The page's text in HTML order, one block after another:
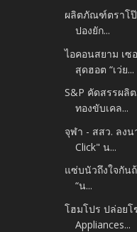
ผลิตภัณฑ์ตราโป๊
ปองยัก...
ไอคอนสยาม เซ
สุดฮอต “เว่ย...
S&P คัดสรรผลิ
ทองขับเคล...
จุฬา - สสว. ลงน
Click" น...
แซ่บนัวถึงใจกัน
“น...
โฮมโปร ปล่อยโ
Appliances...